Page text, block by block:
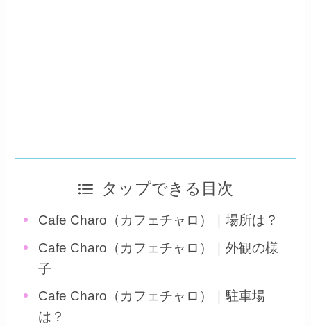
タップできる目次
Cafe Charo（カフェチャロ）｜場所は？
Cafe Charo（カフェチャロ）｜外観の様
子
Cafe Charo（カフェチャロ）｜駐車場
は？